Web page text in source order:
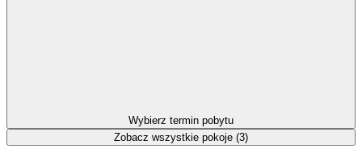
Wybierz termin pobytu
Zobacz wszystkie pokoje (3)